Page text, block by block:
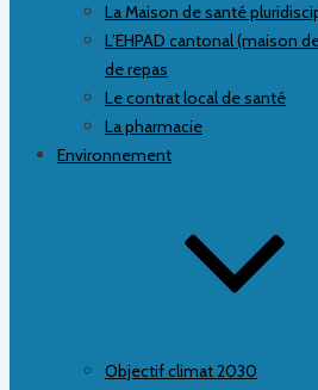
La Maison de santé
L’EHPAD cantonal (maison
de repas
Le contrat local de santé
La pharmacie
Environnement
Objectif climat 2030